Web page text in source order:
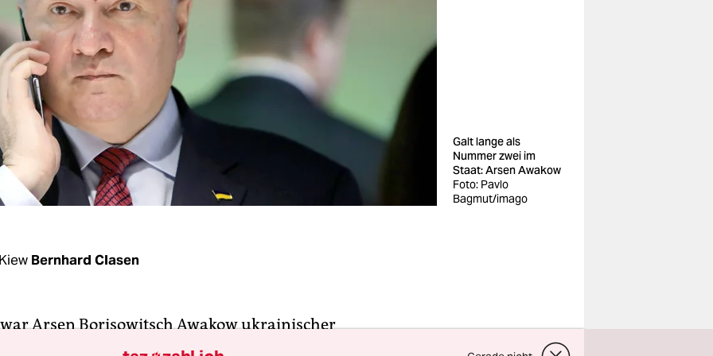
Galt lange als
Nummer zwei im
Staat: Arsen Awakow
Foto: Pavlo
Bagmut/imago
Bernhard Clasen
war Arsen Borisowitsch Awakow ukrainischer
Niemand hatte in der Zeit nach der Maidan-Revolte so